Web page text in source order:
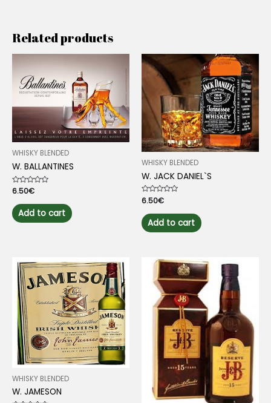
Related products
WHISKY BLENDED
W. BALLANTINES
Rated
out
of
5
6.50€
Add to cart
WHISKY BLENDED
W. JACK DANIEL`S
Rated
0
out
of
5
6.50€
Add to cart
WHISKY BLENDED
W. JAMESON